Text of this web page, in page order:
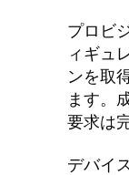
プロビ
ィギュ
ンを取
ます。
要求は
デバイ